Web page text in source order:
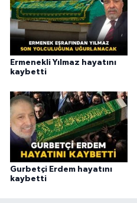
Ermenekli Yılmaz hayatını
kaybetti
Gurbetçi Erdem hayatını
kaybetti